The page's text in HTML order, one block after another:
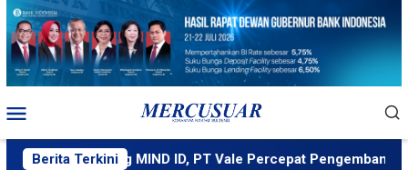
Loncat
konten
Mobile
Berita Terkini
Didukung MIND ID, PT Vale Percepat Pengembangan